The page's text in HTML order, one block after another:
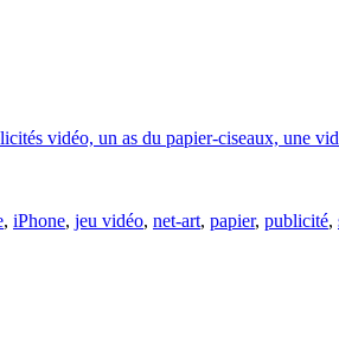
vidéo, un as du papier-ciseaux, une
, iPhone, jeu vidéo, net-art, papier, publicité,